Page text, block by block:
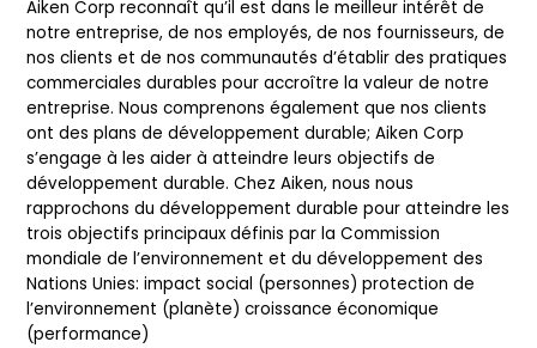
Aiken Corp reconnaît qu’il est dans le meilleur intérêt de
notre entreprise, de nos employés, de nos fournisseurs, de
nos clients et de nos communautés d’établir des pratiques
commerciales durables pour accroître la valeur de notre
entreprise. Nous comprenons également que nos clients
ont des plans de développement durable; Aiken Corp
s’engage à les aider à atteindre leurs objectifs de
développement durable. Chez Aiken, nous nous
rapprochons du développement durable pour atteindre les
trois objectifs principaux définis par la Commission
mondiale de l’environnement et du développement des
Nations Unies: impact social (personnes) protection de
l’environnement (planète) croissance économique
(performance)